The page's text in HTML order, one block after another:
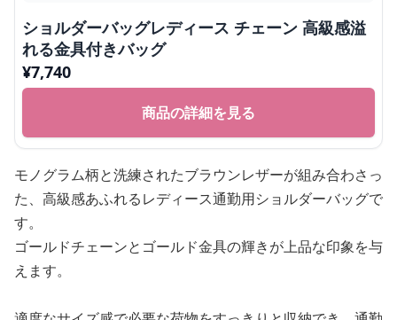
ショルダーバッグレディース チェーン 高級感溢
れる金具付きバッグ
¥7,740
商品の詳細を見る
モノグラム柄と洗練されたブラウンレザーが組み合わさっ
た、高級感あふれるレディース通勤用ショルダーバッグで
す。
ゴールドチェーンとゴールド金具の輝きが上品な印象を与
えます。